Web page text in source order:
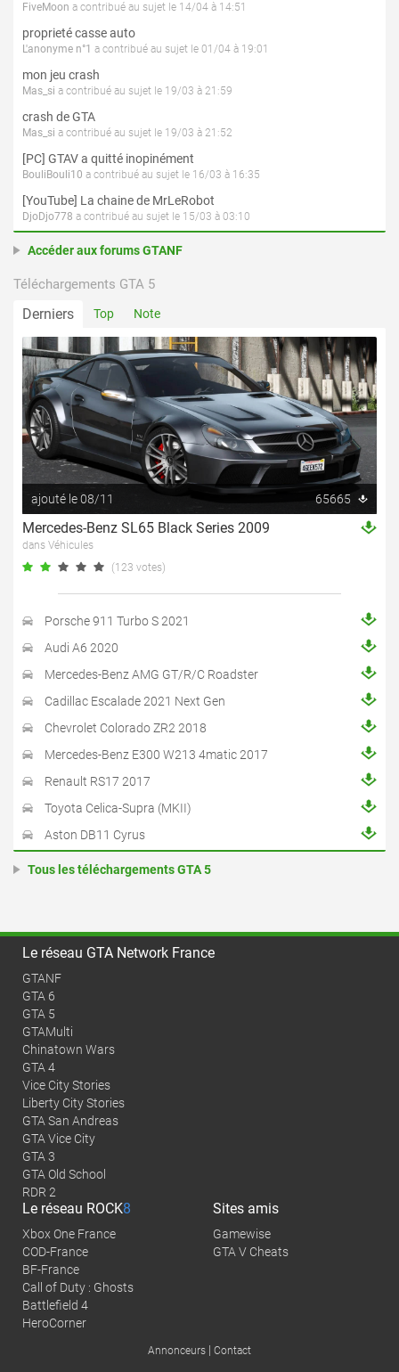
FiveMoon a contribué au sujet le 14/04 à 14:51
proprieté casse auto
L'anonyme n°1 a contribué au sujet le 01/04 à 19:01
mon jeu crash
Mas_si a contribué au sujet le 19/03 à 21:59
crash de GTA
Mas_si a contribué au sujet le 19/03 à 21:52
[PC] GTAV a quitté inopinément
BouliBouli10 a contribué au sujet le 16/03 à 16:35
[YouTube] La chaine de MrLeRobot
DjoDjo778 a contribué au sujet le 15/03 à 03:10
Accéder aux forums GTANF
Téléchargements GTA 5
Derniers Top Note
ajouté le 08/11 65665
Mercedes-Benz SL65 Black Series 2009
dans Véhicules
(123 votes)
Porsche 911 Turbo S 2021
Audi A6 2020
Mercedes-Benz AMG GT/R/C Roadster
Cadillac Escalade 2021 Next Gen
Chevrolet Colorado ZR2 2018
Mercedes-Benz E300 W213 4matic 2017
Renault RS17 2017
Toyota Celica-Supra (MKII)
Aston DB11 Cyrus
Tous les téléchargements GTA 5
Le réseau GTA Network France
GTANF
GTA 6
GTA 5
GTAMulti
Chinatown Wars
GTA 4
Vice City Stories
Liberty City Stories
GTA San Andreas
GTA Vice City
GTA 3
GTA Old School
RDR 2
Le réseau ROCK8
Xbox One France
COD-France
BF-France
Call of Duty : Ghosts
Battlefield 4
HeroCorner
Sites amis
Gamewise
GTA V Cheats
Annonceurs | Contact